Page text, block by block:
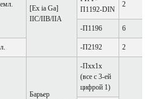
[Ex ia Ga]
IIC/IIB/IIA
П1192-DIN
2
-П1196 6
-П2192 2
Барьер
-Пхх1х
(все с 3-ей
цифрой 1)